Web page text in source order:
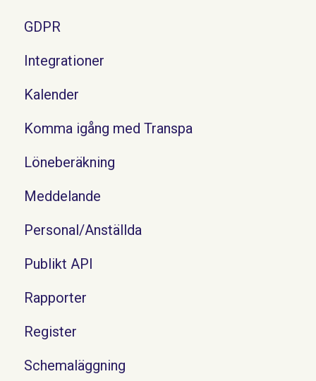
GDPR
Integrationer
Kalender
Komma igång med Transpa
Löneberäkning
Meddelande
Personal/Anställda
Publikt API
Rapporter
Register
Schemaläggning